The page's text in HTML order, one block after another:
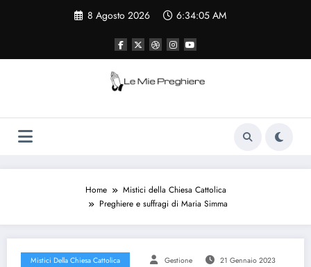
8 Agosto 2026 6:34:06 AM
Le Mie Preghiere
Il sito che raccogliere le preghiere e le
curiosità sulla chiesa cattolica
Home
Mistici della Chiesa Cattolica
Preghiere e suffragi di Maria Simma
Mistici Della Chiesa Cattolica Gestione 21 Gennaio 2023